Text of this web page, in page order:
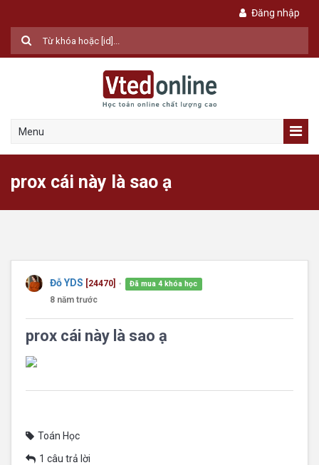
Đăng nhập
Menu
prox cái này là sao ạ
Đỗ YDS [24470] ● Đã mua 4 khóa học
8 năm trước
prox cái này là sao ạ
Toán Học
1 câu trả lời